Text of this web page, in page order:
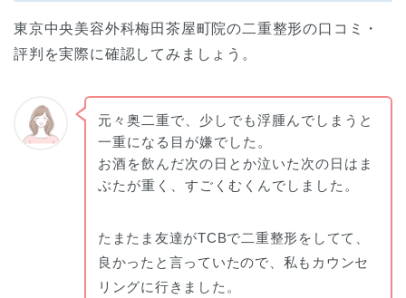
東京中央美容外科梅田茶屋町院の二重整形の口コミ・
評判を実際に確認してみましょう。
元々奥二重で、少しでも浮腫んでしまうと
一重になる目が嫌でした。
お酒を飲んだ次の日とか泣いた次の日はま
ぶたが重く、すごくむくんでしました。
たまたま友達がTCBで二重整形をしてて、
良かったと言っていたので、私もカウンセ
リングに行きました。